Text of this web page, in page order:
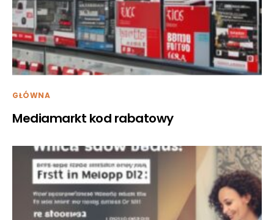
GŁÓWNA
Mediamarkt kod rabatowy